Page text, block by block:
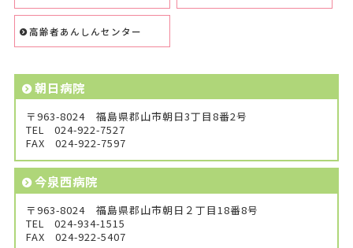
高齢者あんしんセンター
朝日病院
〒963-8024 福島県郡山市朝日3丁目8番2号
TEL
024-922-7527
FAX
024-922-7597
今泉西病院
〒963-8024 福島県郡山市朝日２丁目18番8号
TEL
024-934-1515
FAX
024-922-5407